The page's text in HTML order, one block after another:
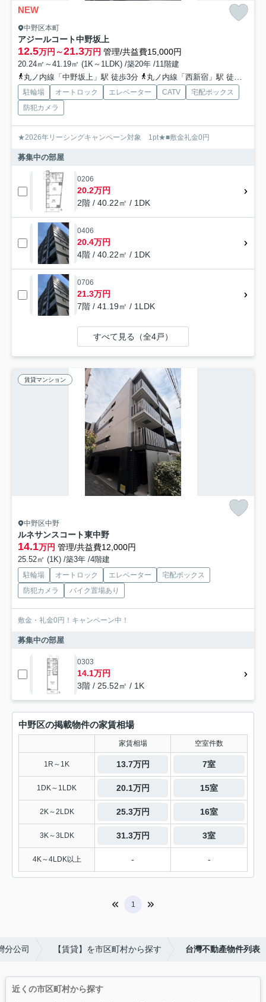
NEW
中野区本町
アジールコート中野坂上
12.5万円～21.3万円 管理/共益費15,000円
20.24㎡～41.19㎡ (1K～1LDK) /築20年 /11階建
丸ノ内線「中野坂上」駅 徒歩3分
丸ノ内線「西新宿」駅 徒歩9分
駐輪場 オートロック エレベーター CATV
宅配ボックス
防犯カメラ
★2026年リーシングキャンペーン対象 1pt★■敷金礼金0円
募集中の部屋
0206
20.2万円
2階 / 40.22㎡ / 1DK
0406
20.4万円
4階 / 40.22㎡ / 1DK
0706
21.3万円
7階 / 41.19㎡ / 1LDK
すべて見る（全4戸）
賃貸マンション
中野区中野
ルネサンスコート東中野
14.1万円 管理/共益費12,000円
25.52㎡ (1K) /築3年 /4階建
駐輪場 オートロック エレベーター
宅配ボックス
防犯カメラ
バイク置場あり
敷金・礼金0円！キャンペーン中！
募集中の部屋
0303
14.1万円
3階 / 25.52㎡ / 1K
中野区の掲載物件の家賃相場
家賃相場 空室件数
1R～1K 13.7万円 7室
1DK～1LDK 20.1万円 15室
2K～2LDK 25.3万円 16室
3K～3LDK 31.3万円 3室
4K～4LDK以上 - -
1
分公司 【賃貸】を市区町村から探す 台灣不動產物件列表
近くの市区町村から探す